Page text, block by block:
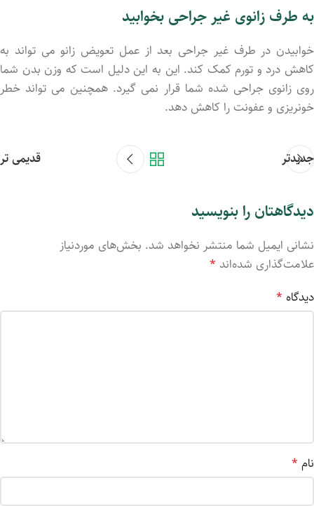
به طرف زانوی غیر جراحی بخوابید
خوابیدن در طرف غیر جراحی بعد از عمل تعویض زانو می تواند به
کاهش درد و تورم کمک کند. این به این دلیل است که وزن بدن شما
روی زانوی جراحی شده شما قرار نمی گیرد. همچنین می تواند خطر
خونریزی و عفونت را کاهش دهد.
جدیدتر قدیمی تر
دیدگاهتان را بنویسید
نشانی ایمیل شما منتشر نخواهد شد. بخش‌های موردنیاز
علامت‌گذاری شده‌اند *
دیدگاه *
نام *